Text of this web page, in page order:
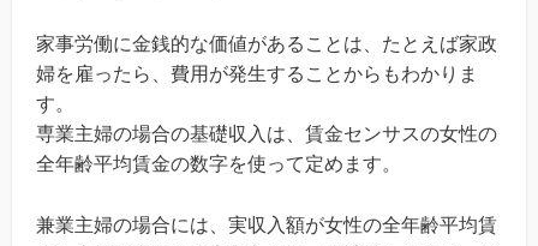
家事労働に金銭的な価値があることは、たとえば家政
婦を雇ったら、費用が発生することからもわかりま
す。
専業主婦の場合の基礎収入は、賃金センサスの女性の
全年齢平均賃金の数字を使って定めます。
兼業主婦の場合には、実収入額が女性の全年齢平均賃